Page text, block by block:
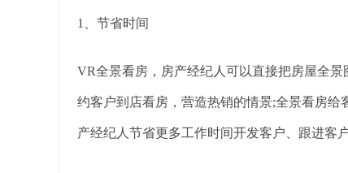
1、节省时间
VR全景看房，房产经纪人可以直接把房屋全
约客户到店看房，营造热销的情景;全景看房
产经纪人节省更多工作时间开发客户、跟进客